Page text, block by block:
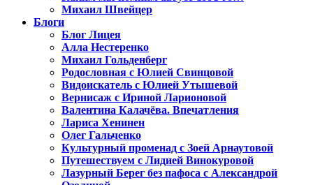
Михаил Швейцер
Блоги
Блог Лицея
Алла Нестеренко
Михаил Гольденберг
Родословная с Юлией Свинцовой
Видоискатель с Юлией Утышевой
Вернисаж с Ириной Ларионовой
Валентина Калачёва. Впечатления
Лариса Хенинен
Олег Гальченко
Культурный променад с Зоей Арнаутовой
Путешествуем с Лидией Винокуровой
Лазурный Берег без пафоса с Александрой